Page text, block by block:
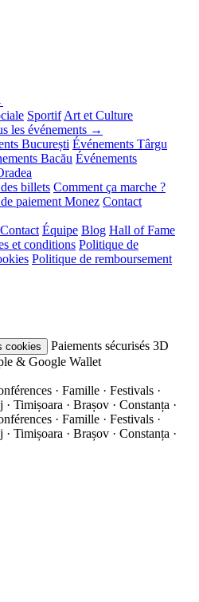
Sportif Art et Culture
les événements →
București Événements Târgu
Bacău Événements
billets Comment ça marche ?
paiement Monez Contact
Contact Équipe Blog Hall of Fame
et conditions Politique de
Politique de remboursement
cookies Paiements sécurisés 3D
& Google Wallet
· Famille · Festivals ·
Timișoara · Brașov · Constanța ·
· Famille · Festivals ·
Timișoara · Brașov · Constanța ·